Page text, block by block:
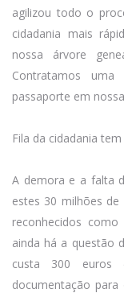
agilizou todo o
cidadania mais
nossa árvore
Contratamos
passaporte em
Fila da cidadania
A demora e a falta
estes 30 milhões
reconhecidos
ainda há a questão
custa 300 euros
documentação